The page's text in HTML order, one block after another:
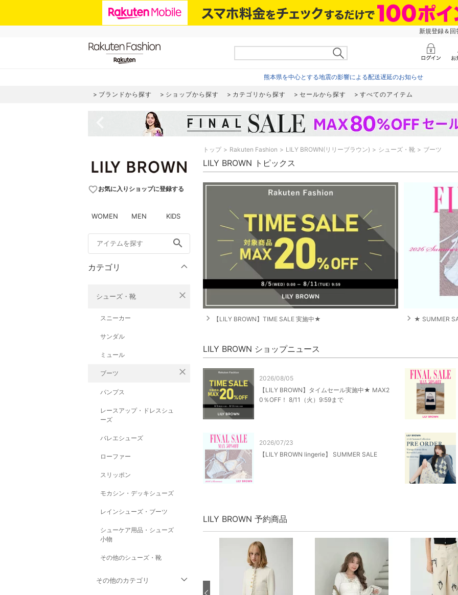
新規登録＆
熊本県を中心とする地震の影響による配送遅延のお知らせ
ブランドから探す ショップから探す カテゴリから探す セールから探す すべてのアイテム
favorite_borderお気に入りショップに登録する
WOMEN MEN KIDS
search
カテゴリ
シューズ・靴 close
スニーカー
サンダル
ミュール
ブーツ close
パンプス
レースアップ・ドレスシュ
ーズ
バレエシューズ
ローファー
スリッポン
モカシン・デッキシューズ
レインシューズ・ブーツ
シューケア用品・シューズ
小物
その他のシューズ・靴
その他のカテゴリ
トップ Rakuten Fashion LILY BROWN(リリーブラウン) シューズ・靴 ブーツ
LILY BROWN トピックス
navigate_next 【LILY BROWN】TIME SALE 実施中★ navigate_next ★ SUMMER
LILY BROWN ショップニュース
2026/08/05
【LILY BROWN】タイムセール実施中★ MAX2
0％OFF！ 8/11（火）9:59まで
2026/07/23
【LILY BROWN lingerie】 SUMMER SALE
LILY BROWN 予約商品